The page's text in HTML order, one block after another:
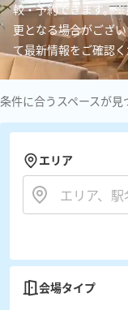
較・予約できます。※
更となる場合がござ
て最新情報をご確認
条件に合うスペースが見
エリア
会場タイプ